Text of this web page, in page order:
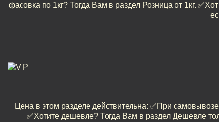
фасовка по 1кг? Тогда Вам в раздел Розница от 1кг.
Цена в этом разделе действительна: ✅️При
✅️Хотите дешевле? Тогда Вам в раздел Дешевле